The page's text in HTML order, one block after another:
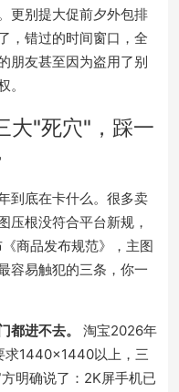
更别提大促前夕外包排
，错过的时间窗口，全
朋友甚至因为盗用了别
。
大"死穴"，踩一
到底在卡什么。很多卖
根没符合平台新规，
商品发布规范》，主图
容易触犯的三条，你一
都进不去。
淘宝2026年
求1440×1440以上，三
明确说了：2K屏手机已